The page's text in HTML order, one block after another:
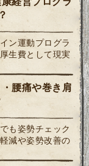
ン運動プログラ
生費として現実
腰痛や巻き肩
も姿勢チェック
減や姿勢改善の